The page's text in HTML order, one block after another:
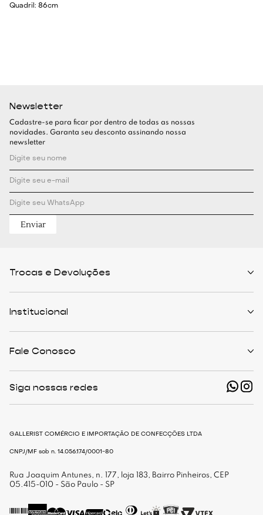
Quadril: 86cm
Newsletter
Cadastre-se para ficar por dentro de todas as nossas
novidades. Garanta seu desconto assinando nossa
newsletter
Enviar
Trocas e Devoluções
Formas de Pagamento
Cashback
Institucional
The Outlist
Nossas Lojas
Trabalhe Conosco
Fale Conosco
shop@gallerist.com.br
Siga nossas redes
GALLERIST COMÉRCIO E IMPORTAÇÃO DE CONFECÇÕES LTDA
CNPJ/MF sob n. 14.056.174/0001-80
Rua Joaquim Antunes, n. 177, loja 183, Bairro Pinheiros, CEP
05.415-010 - São Paulo - SP